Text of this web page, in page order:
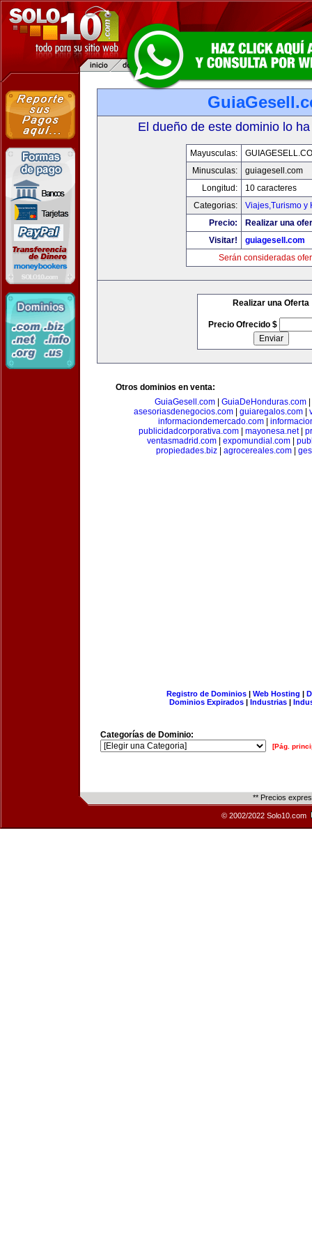
El dueño de este dominio lo
Mayusculas:
Minusculas:
guiagesell.com
Longitud:
10 caracteres
Categorias:
Viajes,Turismo y
Precio:
Realizar una
Visitar!
guiagesell.com
Serán consideradas
Realizar una Oferta
Precio Ofrecido $
Otros dominios en venta:
GuiaGesell.com
GuiaDeHonduras.com
asesoriasdenegocios.com
guiaregalos.com
informaciondemercado.com|
publicidadcorporativa.com
mayonesa.net|
ventasmadrid.com
expomundial.com
propiedades.biz| agrocereales.com|
Registro de Dominios| Web Hosting |
Dominios Expirados | Industrias |
Categorías de Dominio:
[Pág.
** Precios
© 2002/2022 Solo10.com